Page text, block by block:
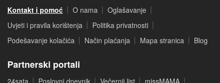
Kontakt i pomoć O nama
Oglašavanje
Uvjeti i pravila korištenja
Politika privatnosti
Podešavanje kolačića
Način plaćanja Mapa stranica Blog
Partnerski portali
24sata Poslovni dnevnik Večernji list missMAMA